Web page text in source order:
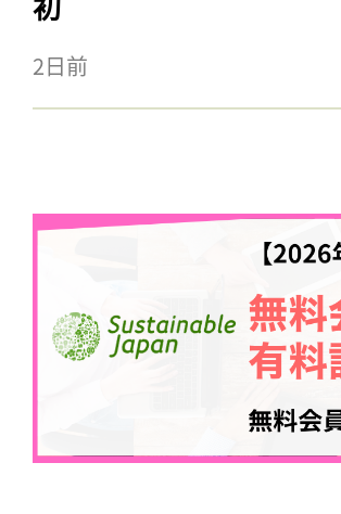
2日前